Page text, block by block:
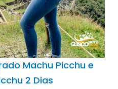
Machu Picchu e
2 Dias